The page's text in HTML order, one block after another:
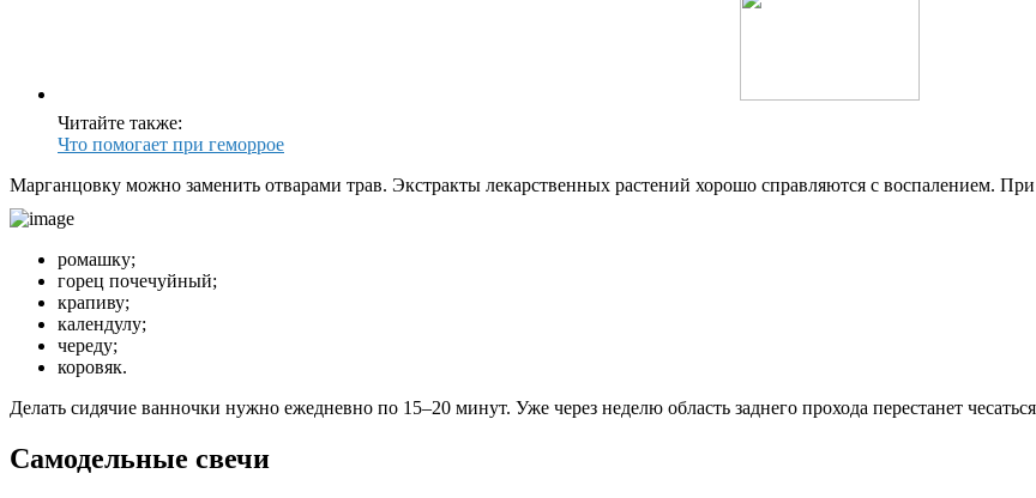
Читайте также:
Что помогает при геморрое
Марганцовку можно заменить отварами трав. Экстракты лекарственных растений хорошо справляются с воспалением.
ромашку;
горец почечуйный;
крапиву;
календулу;
череду;
коровяк.
Делать сидячие ванночки нужно ежедневно по 15–20 минут. Уже через неделю область заднего прохода перестанет
Самодельные свечи